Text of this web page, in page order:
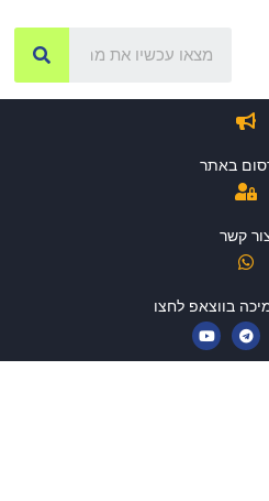
באתר
קשר
בווצאפ לחצו